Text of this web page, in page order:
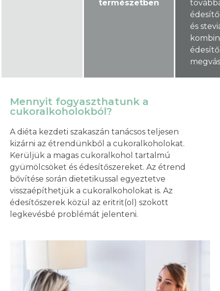
természetben
és
Mennyit fogyaszthatunk a
cukoralkoholokból?
A diéta kezdeti szakaszán tanácsos teljesen
kizárni az étrendünkből a cukoralkoholokat.
Kerüljük a magas cukoralkohol tartalmú
gyümölcsöket és édesítőszereket. Az étrend
bővítése során dietetikussal egyeztetve
visszaépíthetjük a cukoralkoholokat is. Az
édesítőszerek közül az eritrit(ol) szokott
legkevésbé problémát jelenteni.